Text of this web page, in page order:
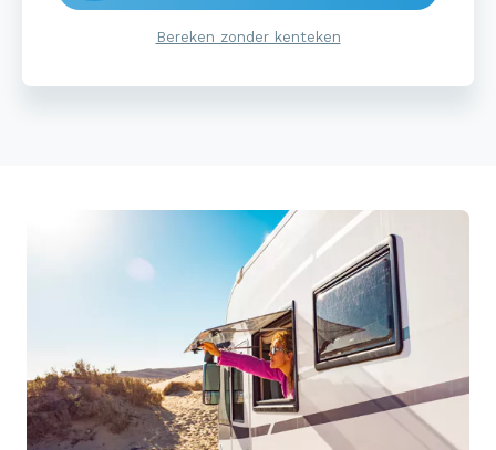
Bereken zonder kenteken